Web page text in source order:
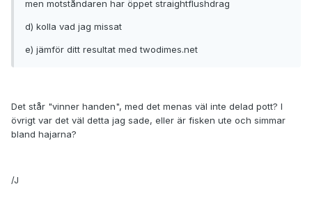
men motståndaren har öppet straightflushdrag
d) kolla vad jag missat
e) jämför ditt resultat med twodimes.net
Det står "vinner handen", med det menas väl inte delad pott? I
övrigt var det väl detta jag sade, eller är fisken ute och simmar
bland hajarna?
/J